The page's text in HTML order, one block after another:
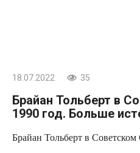
18.07.2022 35
Брайан Тольберт в
1990 год. Больше
Брайан Тольберт в